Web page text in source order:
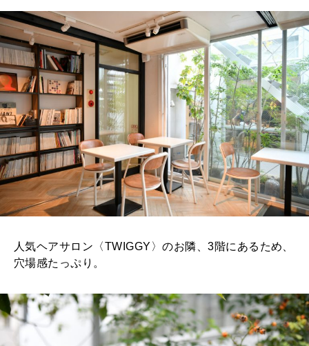
人気ヘアサロン〈TWIGGY〉のお隣、3階にあるため、
穴場感たっぷり。